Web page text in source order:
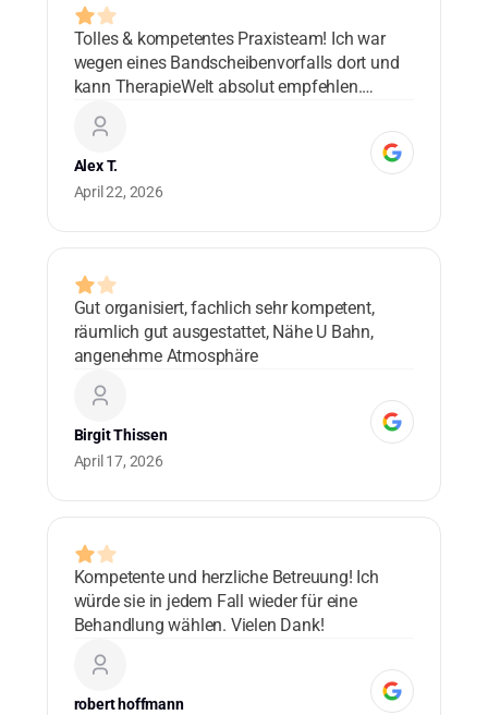
Tolles & kompetentes Praxisteam! Ich war
wegen eines Bandscheibenvorfalls dort und
kann TherapieWelt absolut empfehlen.
Danke!
Alex T.
April 22, 2026
Gut organisiert, fachlich sehr kompetent,
räumlich gut ausgestattet, Nähe U Bahn,
angenehme Atmosphäre
Birgit Thissen
April 17, 2026
Kompetente und herzliche Betreuung! Ich
würde sie in jedem Fall wieder für eine
Behandlung wählen. Vielen Dank!
robert hoffmann